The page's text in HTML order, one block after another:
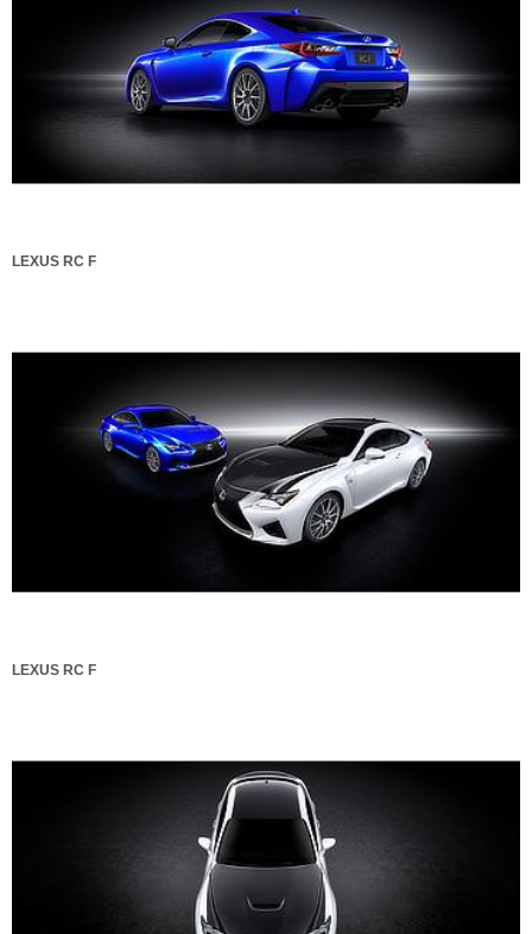
LEXUS RC F
LEXUS RC F